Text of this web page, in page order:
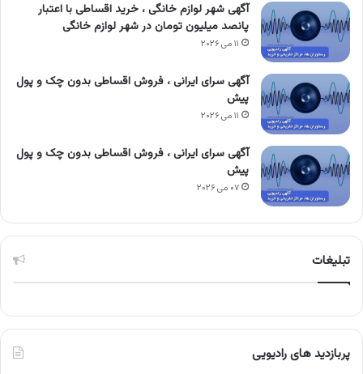
آگهی شهر لوازم خانگی ، خرید اقساطی با اعتبار
پانصد میلیون تومان در شهر لوازم خانگی
۱۱ می ۲۰۲۶
آگهی سرای ایرانی ، فروش اقساطی بدون چک و پول
پیش
۱۱ می ۲۰۲۶
آگهی سرای ایرانی ، فروش اقساطی بدون چک و پول
پیش
۰۷ می ۲۰۲۶
تبلیغات
پربازدید های رادیویی